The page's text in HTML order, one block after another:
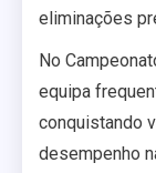
eliminações
No
equipa
conquistando
desempenho